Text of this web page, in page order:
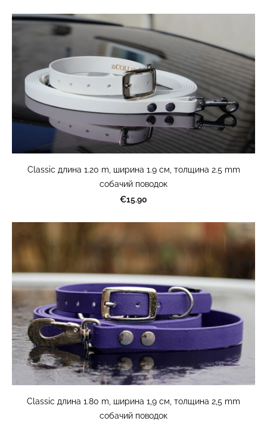
Classic длина 1.20 m, ширина 1.9 cм, толщина 2.5 mm
cобачий поводок
€15.90
Classic длина 1.80 m, ширина 1,9 cм, толщина 2,5 mm
cобачий поводок